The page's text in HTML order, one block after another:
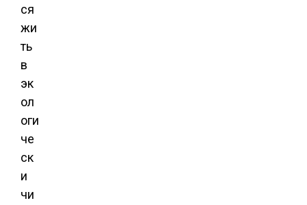
ся
жи
ть
в
эк
ол
оги
че
ск
и
чи